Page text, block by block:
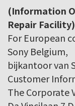
(Information
Repair Facility)
For European
Sony Belgium,
bijkantoor van
Customer
The Corporate